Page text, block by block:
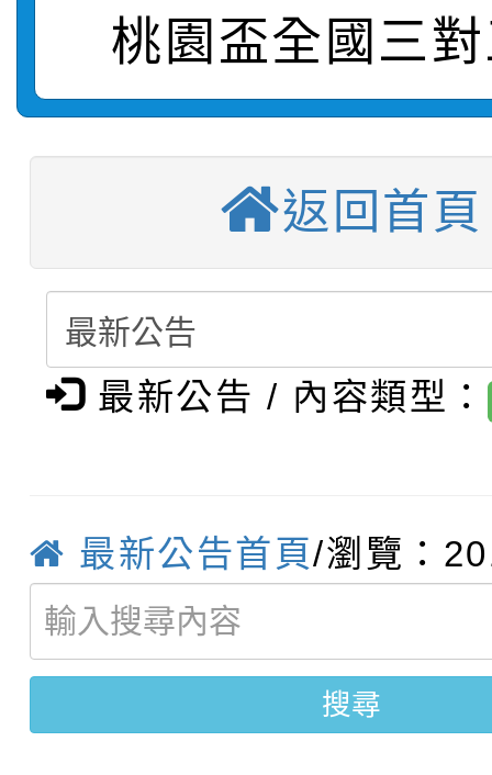
表
敬師藝文競賽』實施計
【甄選結果(第11招)】
結果(第11招)
學年度第1學期第9次代
結果(第3招)
【甄選結果(第4招)】
學年度第1學期第9次
結果(第4招)
【甄選結果(第12招)】
學年度第1學期第7次代
結果(第12招)
轉知：桃園市115學年
賽及師生本土語及新住
賽實施要點
轉知：「桃園市115學
比賽實施要點」
轉知：「115年金融知
畫影片一案
劇比賽實施要點」及修
表
轉知：桃園市115年度
敬師藝文競賽』實施計
【甄選結果(第11招)】
學年度第1學期第7次代
【甄選結果(第3招)】
桃園盃全國三
返回首頁
最新公告 / 內容類型：
最新公告首頁/瀏覽：
搜尋